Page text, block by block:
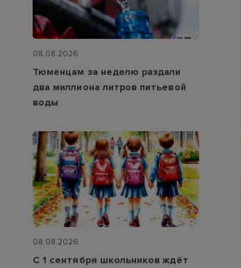
08.08.2026
Тюменцам за неделю раздали
два миллиона литров питьевой
воды
08.08.2026
С 1 сентября школьников ждёт